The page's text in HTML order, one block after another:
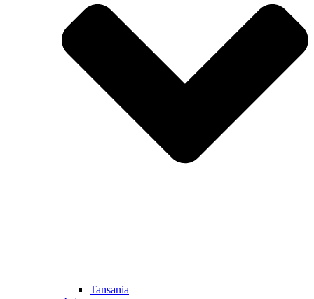
Tansania